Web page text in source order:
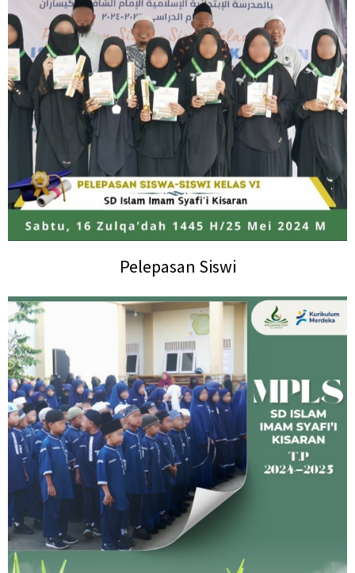
Pelepasan Siswi